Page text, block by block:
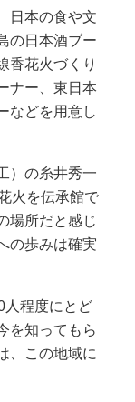
日本の食や文
の日本酒ブー
香花火づくり
ナー、東日本
などを用意し
）の糸井秀一
火を伝承館で
場所だと感じ
の歩みは確実
程度にとど
を知ってもら
、この地域に